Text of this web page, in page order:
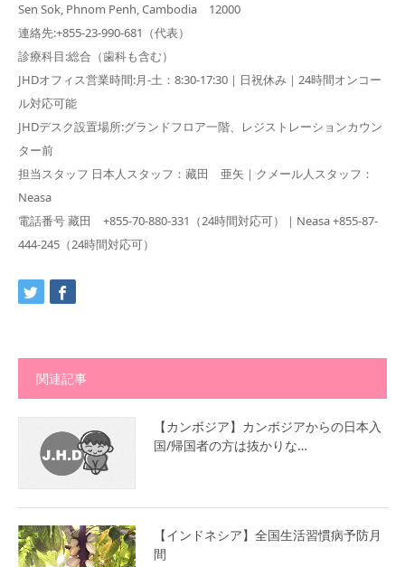
Sen Sok, Phnom Penh, Cambodia 12000
連絡先:+855-23-990-681（代表）
診療科目:総合（歯科も含む）
JHDオフィス営業時間:月-土：8:30-17:30｜日祝休み｜24時間オンコー
ル対応可能
JHDデスク設置場所:グランドフロア一階、レジストレーションカウン
ター前
担当スタッフ 日本人スタッフ：藏田 亜矢｜クメール人スタッフ：
Neasa
電話番号 藏田 +855-70-880-331（24時間対応可）｜Neasa +855-87-
444-245（24時間対応可）
関連記事
【カンボジア】カンボジアからの日本入
国/帰国者の方は抜かりな…
【インドネシア】全国生活習慣病予防月
間